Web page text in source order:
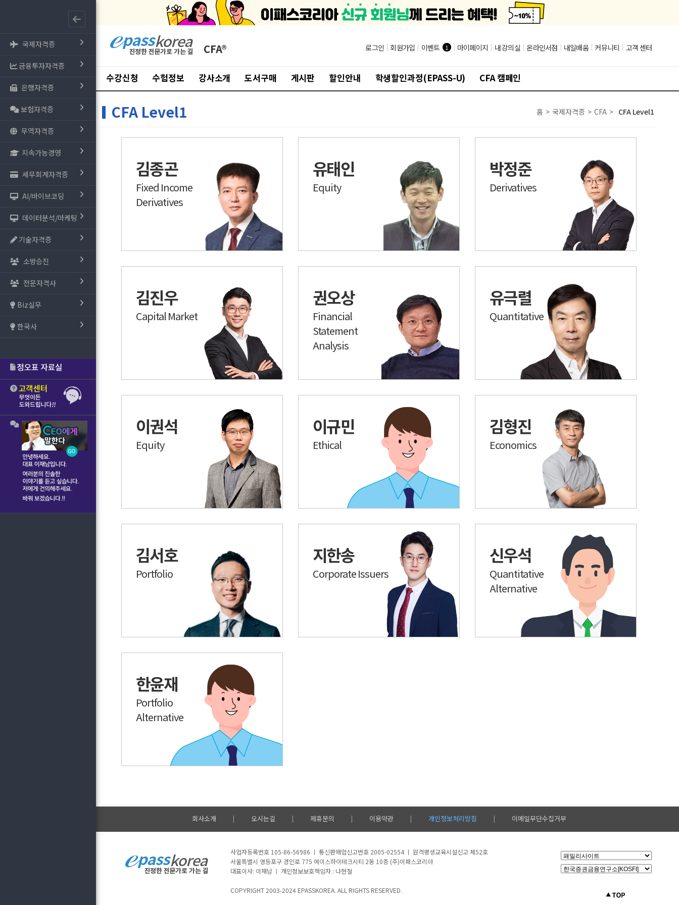
국제자격증
금융투자자격증
은행자격증
보험자격증
무역자격증
지속가능경영
세무회계자격증
AI/바이브코딩
데이터분석/마케팅
기술자격증
소방승진
전문자격사
Biz실무
한국사
CFA® 로그인 | 회원가입 | 이벤트 1 | 마이페이지 | 내 강의실 | 온라인서점 | 내일배움 | 커뮤니티 | 고객 센터
수강신청 수험정보 강사소개 도서구매 게시판 할인안내 학생할인과정(EPASS-U) CFA 캠페인
CFA Level1 홈 > 국제자격증 > CFA > CFA Level1
김종곤
Fixed Income
Derivatives
유태인
Equity
박정준
Derivatives
김진우
Capital Market
권오상
Financial
Statement
Analysis
유극렬
Quantitative
이권석
Equity
이규민
Ethical
김형진
Economics
김서호
Portfolio
지한송
Corporate Issuers
신우석
Quantitative
Alternative
한윤재
Portfolio
Alternative
회사소개 | 오시는길 | 제휴문의 | 이용약관 | 개인정보처리방침 | 이메일무단수집거부
사업자등록번호 105-86-56986 ㅣ 통신판매업신고번호 2005-02554 ㅣ 원격평생교육시설신고 제52호
서울특별시 영등포구 경인로 775 에이스하이테크시티 2동 10층 (주)이패스코리아
대표이사: 이재남 ㅣ 개인정보보호책임자 : 나현철
COPYRIGHT 2003-2024 EPASSKOREA. ALL RIGHTS RESERVED.